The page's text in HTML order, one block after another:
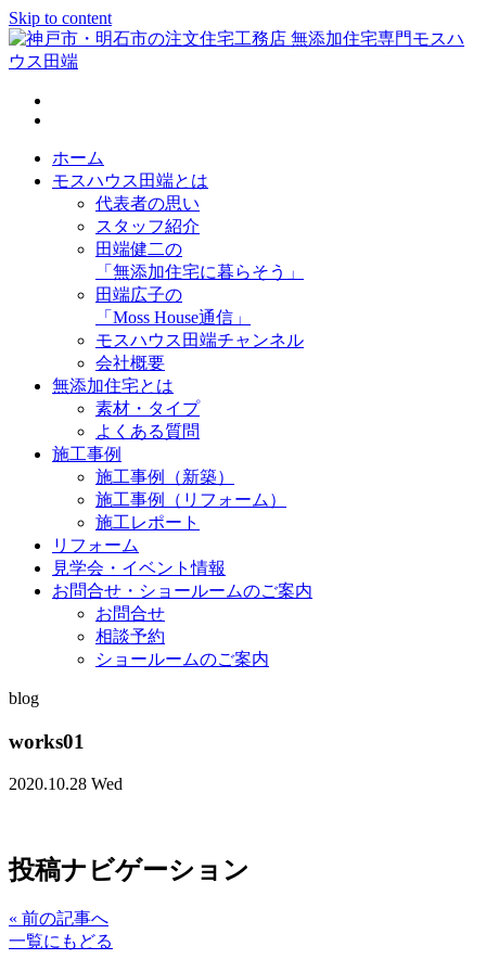
Skip to content
神戸市・明石市の注文住宅工務店 無添加住宅専門モスハウス
田端
ホーム
モスハウス田端とは
代表者の思い
スタッフ紹介
田端健二の
「無添加住宅に暮らそう」
田端広子の
「Moss House通信」
モスハウス田端チャンネル
会社概要
無添加住宅とは
素材・タイプ
よくある質問
施工事例
施工事例（新築）
施工事例（リフォーム）
施工レポート
リフォーム
見学会・イベント情報
お問合せ・ショールームのご案内
お問合せ
相談予約
ショールームのご案内
blog
works01
2020.10.28 Wed
投稿ナビゲーション
« 前の記事へ
一覧にもどる